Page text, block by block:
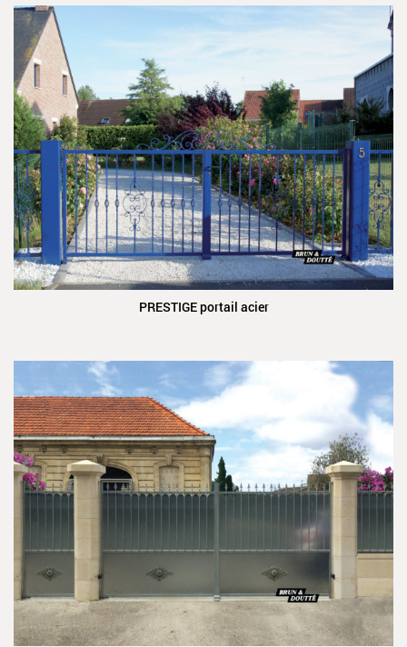
PRESTIGE portail acier